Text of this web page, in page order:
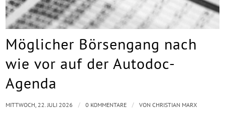
Möglicher Börsengang nach
wie vor auf der Autodoc-
Agenda
MITTWOCH, 22. JULI 2026 / 0 KOMMENTARE / VONCHRISTIAN MARX